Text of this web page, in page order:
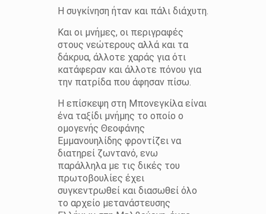
Η συγκίνηση ήταν και πάλι διάχυτη.
Και οι μνήμες, οι περιγραφές
στους νεώτερους αλλά και τα
δάκρυα, άλλοτε χαράς για ότι
κατάφεραν και άλλοτε πόνου για
την πατρίδα που άφησαν πίσω.
Η επίσκεψη στη Μπονεγκίλα είναι
ένα ταξίδι μνήμης το οποίο ο
ομογενής Θεοφάνης
Εμμανουηλίδης φροντίζει να
διατηρεί ζωντανό, ενω
παράλληλα με τις δικές του
πρωτοβουλίες έχει
συγκεντρωθεί και διασωθεί όλο
το αρχείο μετανάστευσης